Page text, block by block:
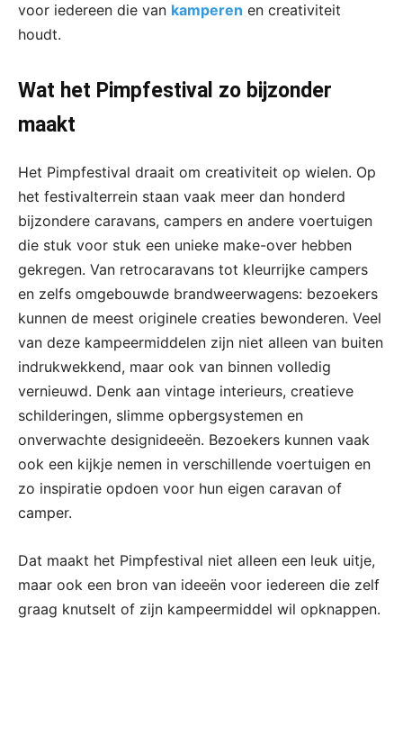
voor iedereen die van kamperen en creativiteit
houdt.
Wat het Pimpfestival zo bijzonder
maakt
Het Pimpfestival draait om creativiteit op wielen. Op
het festivalterrein staan vaak meer dan honderd
bijzondere caravans, campers en andere voertuigen
die stuk voor stuk een unieke make-over hebben
gekregen. Van retrocaravans tot kleurrijke campers
en zelfs omgebouwde brandweerwagens: bezoekers
kunnen de meest originele creaties bewonderen. Veel
van deze kampeermiddelen zijn niet alleen van buiten
indrukwekkend, maar ook van binnen volledig
vernieuwd. Denk aan vintage interieurs, creatieve
schilderingen, slimme opbergsystemen en
onverwachte designideeën. Bezoekers kunnen vaak
ook een kijkje nemen in verschillende voertuigen en
zo inspiratie opdoen voor hun eigen caravan of
camper.
Dat maakt het Pimpfestival niet alleen een leuk uitje,
maar ook een bron van ideeën voor iedereen die zelf
graag knutselt of zijn kampeermiddel wil opknappen.